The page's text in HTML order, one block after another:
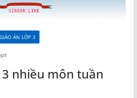
GIÁO ÁN LỚP 3
nhiều môn tuần